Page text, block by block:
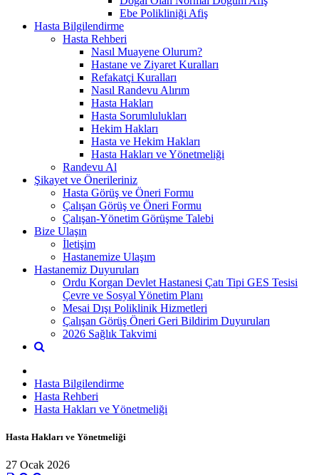
Ebe Polikliniği Afiş
Hasta Bilgilendirme
Hasta Rehberi
Nasıl Muayene Olurum?
Hastane ve Ziyaret Kuralları
Refakatçi Kuralları
Nasıl Randevu Alırım
Hasta Hakları
Hasta Sorumlulukları
Hekim Hakları
Hasta ve Hekim Hakları
Hasta Hakları ve Yönetmeliği
Randevu Al
Şikayet ve Önerileriniz
Hasta Görüş ve Öneri Formu
Çalışan Görüş ve Öneri Formu
Çalışan-Yönetim Görüşme Talebi
Bize Ulaşın
İletişim
Hastanemize Ulaşım
Hastanemiz Duyuruları
Ordu Korgan Devlet Hastanesi Çatı Tipi GES Tesisi
Çevre ve Sosyal Yönetim Planı
Mesai Dışı Poliklinik Hizmetleri
Çalışan Görüş Öneri Geri Bildirim Duyuruları
2026 Sağlık Takvimi
Hasta Bilgilendirme
Hasta Rehberi
Hasta Hakları ve Yönetmeliği
Hasta Hakları ve Yönetmeliği
27 Ocak 2026